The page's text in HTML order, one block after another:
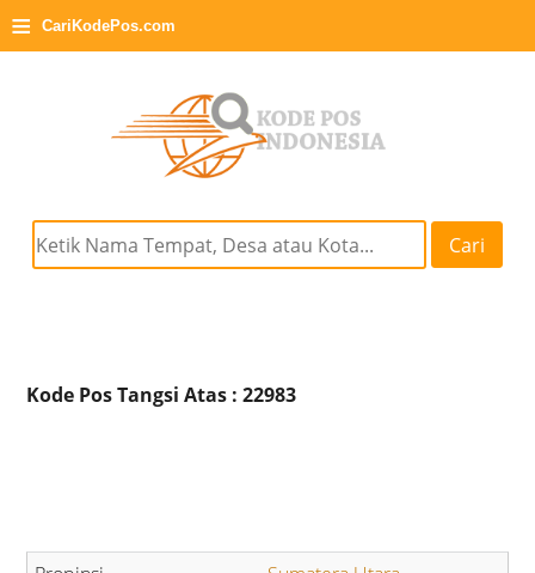
≡ CariKodePos.com
Cari
Kode Pos Tangsi Atas : 22983